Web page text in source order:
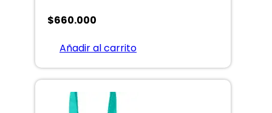
$660.000
Añadir al carrito